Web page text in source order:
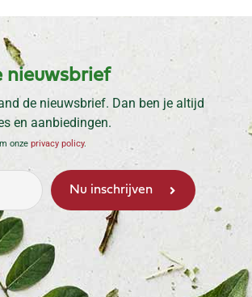
nieuwsbrief
de nieuwsbrief. Dan ben je altijd
en aanbiedingen.
onze privacy policy.